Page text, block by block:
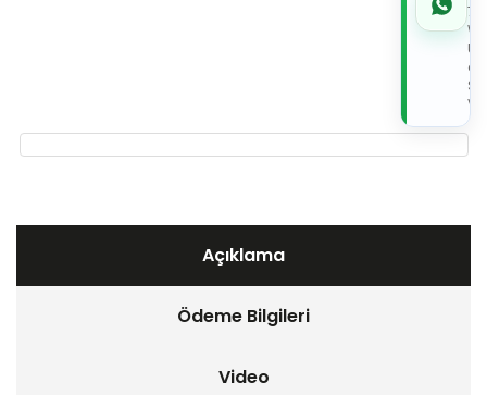
de
Açıklama
Ödeme Bilgileri
Video